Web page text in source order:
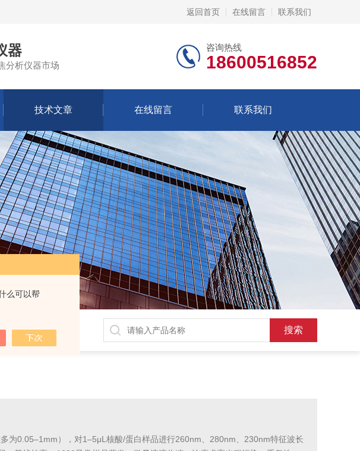
么可以帮
返回首页 在线留言 联系我们
器
分析仪器市场
咨询热线
18600516852
技术文章 在线留言 联系我们
光谱仪，分析天平等常规实验室产品。
为0.05–1mm），对1–5μL核酸/蛋白样品进行260nm、280nm、230nm特征波长